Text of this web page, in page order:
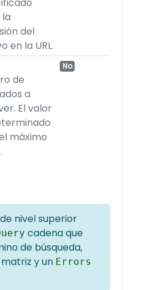
del
en la URL.
de
a
El valor
máximo
No
nivel superior
cadena que
de búsqueda,
matriz y un Errors